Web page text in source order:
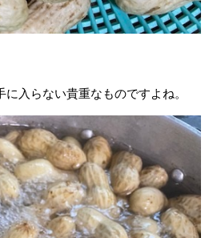
入らない貴重なものですよね。